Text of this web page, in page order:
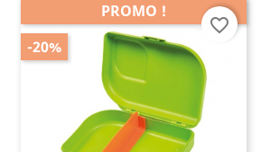
PROMO !
-20%
favorite_border